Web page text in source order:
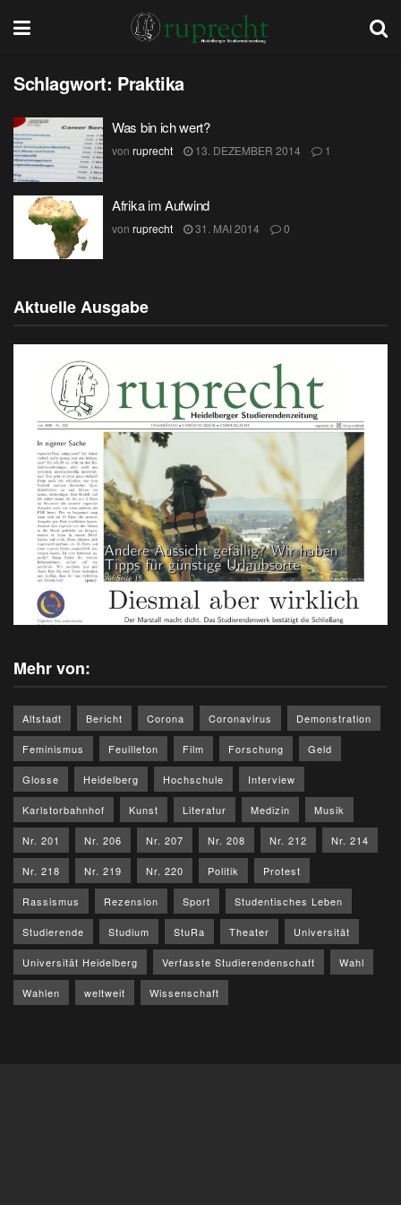
Schlagwort: Praktika
Was bin ich wert?
von ruprecht 13. DEZEMBER 2014 1
Afrika im Aufwind
von ruprecht 31. MAI 2014 0
Aktuelle Ausgabe
Mehr von:
Altstadt Bericht Corona Coronavirus Demonstration
Feminismus Feuilleton Film Forschung Geld
Glosse Heidelberg Hochschule Interview
Karlstorbahnhof Kunst Literatur Medizin Musik
Nr. 201 Nr. 206 Nr. 207 Nr. 208 Nr. 212 Nr. 214
Nr. 218 Nr. 219 Nr. 220 Politik Protest
Rassismus Rezension Sport Studentisches Leben
Studierende Studium StuRa Theater Universität
Universität Heidelberg Verfasste Studierendenschaft Wahl
Wahlen weltweit Wissenschaft